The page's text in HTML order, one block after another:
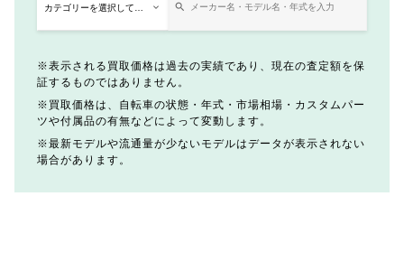
表示される買取価格は過去の実績であり、現在の査定額を保
証するものではありません。
買取価格は、自転車の状態・年式・市場相場・カスタムパー
ツや付属品の有無などによって変動します。
最新モデルや流通量が少ないモデルはデータが表示されない
場合があります。